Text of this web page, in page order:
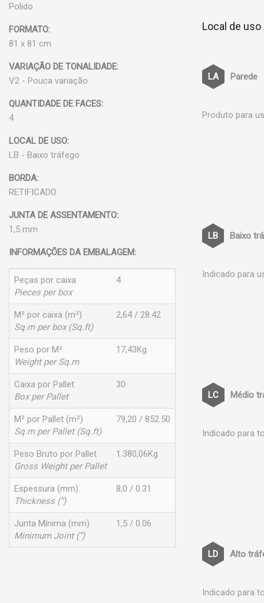
Polido
FORMATO:
81 x 81 cm
VARIAÇÃO DE TONALIDADE:
V2 - Pouca variação
QUANTIDADE DE FACES:
4
LOCAL DE USO:
LB - Baixo tráfego
BORDA:
RETIFICADO
JUNTA DE ASSENTAMENTO:
1,5 mm
INFORMAÇÕES DA EMBALAGEM:
Peças por caixa
Pieces per box
4
M² por caixa (m²)
Sq.m per box (Sq.ft)
2,64 / 28.42
Peso por M²
Weight per Sq.m
17,43Kg
Caixa por Pallet
Box per Pallet
30
M² por Pallet (m²)
Sq.m per Pallet (Sq.ft)
79,20 / 852.50
Peso Bruto por Pallet
Gross Weight per Pallet
1.380,06Kg
Espessura (mm)
Thickness (”)
8,0 / 0.31
Junta Mínima (mm)
Minimum Joint (”)
1,5 / 0.06
Local de uso
Parede
Produto para
Baixo
Indicado para
Médio
Indicado para
Alto
Indicado para